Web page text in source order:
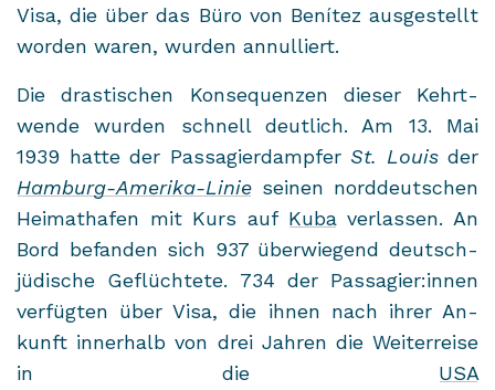
Visa, die über das Büro von Benítez aus­ge­stellt
wor­den waren, wur­den an­nul­liert.
Die dras­ti­schen Kon­se­quen­zen die­ser Kehrt­
wen­de wur­den schnell deut­lich. Am 13. Mai
1939 hatte der Pas­sa­gier­damp­fer St. Louisder
Hamburg-​Amerika-Linie sei­nen nord­deut­schen
Hei­mat­ha­fen mit Kurs auf Kubaver­las­sen. An
Bord be­fan­den sich 937 über­wie­gend deutsch-​
jüdische Ge­flüch­te­te. 734 der Pas­sa­gier:innen
ver­füg­ten über Visa, die ihnen nach ihrer An­
kunft in­ner­halb von drei Jah­ren die Wei­ter­rei­se
in die USA